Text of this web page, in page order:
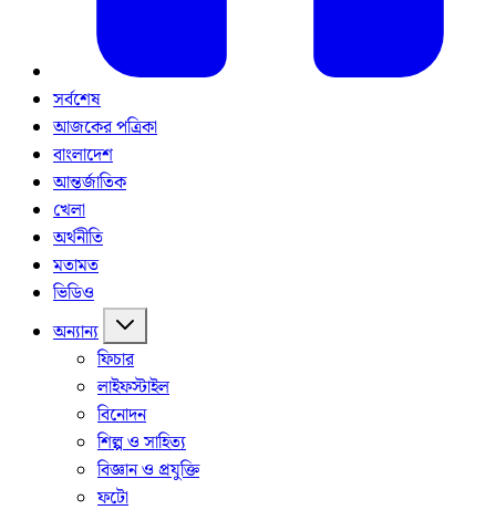
সর্বশেষ
আজকের পত্রিকা
বাংলাদেশ
আন্তর্জাতিক
খেলা
অর্থনীতি
মতামত
ভিডিও
অন্যান্য
ফিচার
লাইফস্টাইল
বিনোদন
শিল্প ও সাহিত্য
বিজ্ঞান ও প্রযুক্তি
ফটো